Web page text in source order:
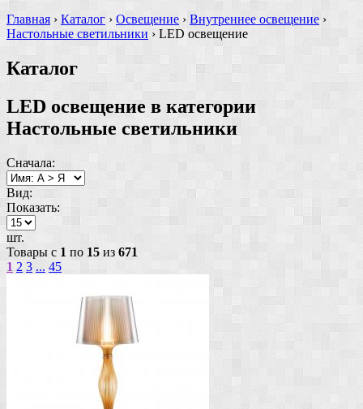
Главная › Каталог › Освещение › Внутреннее освещение ›
Настольные светильники › LED освещение
Каталог
LED освещение в категории
Настольные светильники
Сначала:
Вид:
Показать:
шт.
Товары с 1 по 15 из 671
1 2 3 ... 45